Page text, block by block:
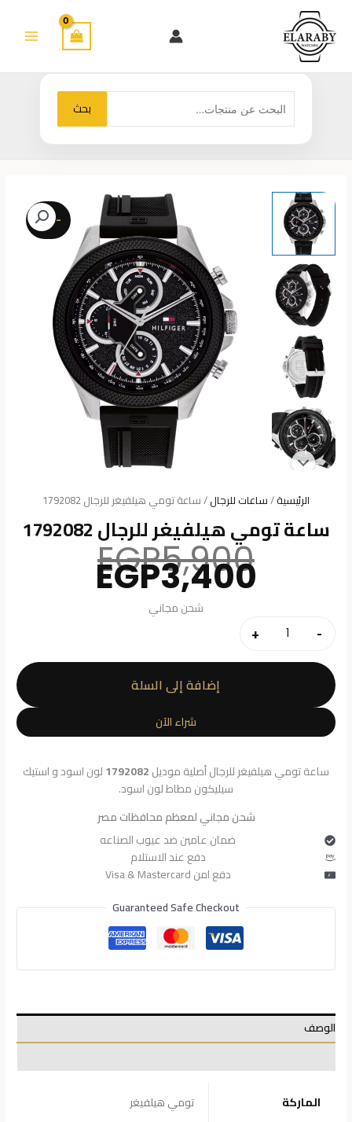
المحتوى
البحث
عن:
بحث
-42%
الرئيسية/ساعات للرجال/ ساعة تومي هيلفيغر للرجال 1792082
ساعة تومي هيلفيغر للرجال 1792082
EGP5,900 السعر
الأصلي
هو:EGP3,400
شحن مجاني
-
كمية
ساعة
تومي
هيلفيغر
للرجال
1792082
+
إضافة إلى السلة
شراء الآن
ساعة تومي هيلفيغر للرجال أصلية موديل1792082لون اسود و استيك
سيليكون مطاط لون اسود.
شحن مجاني لمعظم محافظات مصر
ضمان عامين ضد عيوب الصناعه
دفع عند الاستلام
دفع امن Visa & Mastercard
Guaranteed Safe Checkout
الوصف
الماركة
تومي هيلفيغر